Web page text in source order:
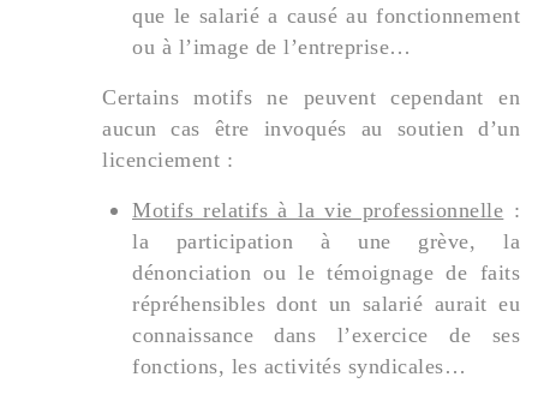
que le salarié a causé au fonctionnement
ou à l’image de l’entreprise…
Certains motifs ne peuvent cependant en
aucun cas être invoqués au soutien d’un
licenciement :
Motifs relatifs à la vie professionnelle :
la participation à une grève, la
dénonciation ou le témoignage de faits
répréhensibles dont un salarié aurait eu
connaissance dans l’exercice de ses
fonctions, les activités syndicales…